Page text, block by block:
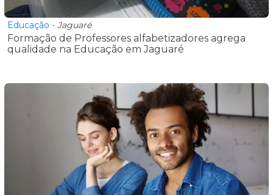
Educação - Jaguaré
Formação de Professores alfabetizadores agrega
qualidade na Educação em Jaguaré